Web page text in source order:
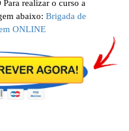
realizar o curso a
abaixo: Brigada de
ONLINE